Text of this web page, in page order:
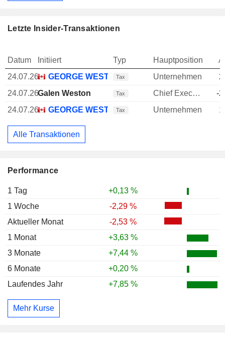
Performance
1 Tag
+0,13 %
1 Woche
-2,29 %
Aktueller Monat
-2,53 %
1 Monat
+3,63 %
3 Monate
+7,44 %
6 Monate
+0,20 %
Laufendes Jahr
+7,85 %
Mehr Kurse
Letzte Insider-Transaktionen
Datum Initiiert Typ Hauptposition
24.07.26
GEORGE WESTON LTD.
Tax Unternehmen
24.07.26Galen Weston Tax Chief Executive Officer (CEO)
-
24.07.26
GEORGE WESTON LTD.
Tax Unternehmen
Alle Transaktionen